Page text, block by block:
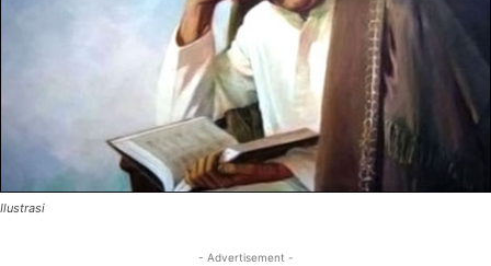
Ilustrasi
- Advertisement -